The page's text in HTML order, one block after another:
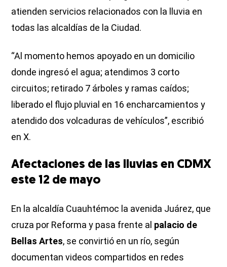
atienden servicios relacionados con la lluvia en
todas las alcaldías de la Ciudad.
“Al momento hemos apoyado en un domicilio
donde ingresó el agua; atendimos 3 corto
circuitos; retirado 7 árboles y ramas caídos;
liberado el flujo pluvial en 16 encharcamientos y
atendido dos volcaduras de vehículos”, escribió
en X.
Afectaciones de las lluvias en CDMX
este 12 de mayo
En la alcaldía Cuauhtémoc la avenida Juárez, que
cruza por Reforma y pasa frente al palacio de
Bellas Artes, se convirtió en un río, según
documentan videos compartidos en redes